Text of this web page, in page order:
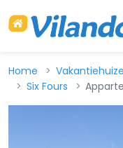
Home
Six Fours